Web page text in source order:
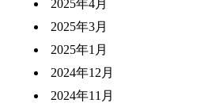
2025年4月
2025年3月
2025年1月
2024年12月
2024年11月